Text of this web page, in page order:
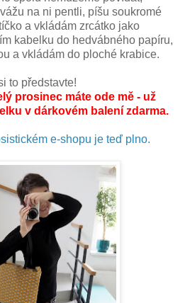
na ni pentli, píšu soukromé
a vkládám zrcátko jako
kabelku do hedvábného papíru,
a vkládám do ploché krabice.
to představte!
prosinec máte ode mě - už
v dárkovém balení zdarma.
e-shopu je teď plno.